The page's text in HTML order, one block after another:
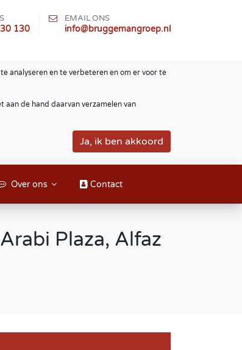
130
EMAIL ONS
info@bruggemangroep.nl
analyseren en te verbeteren en om er voor te
de hand daarvan verzamelen van
Over ons Contact
Plaza, Alfaz